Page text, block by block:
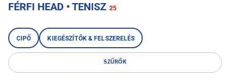
FÉRFI HEAD • TENISZ 25
CIPŐ KIEGÉSZÍTŐK & FELSZERELÉS
SZŰRŐK